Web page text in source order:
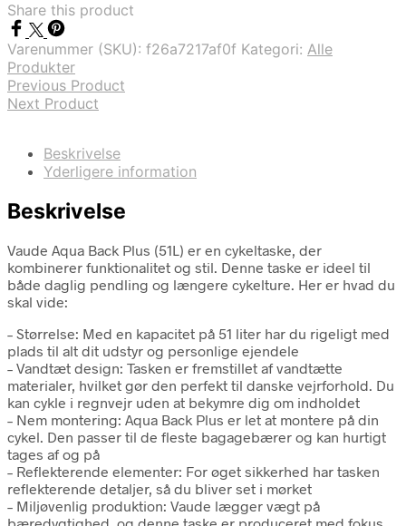
kr. 1.799,00.
Share this product
Varenummer (SKU): f26a7217af0f Kategori: Alle
Produkter
Previous Product
Next Product
Beskrivelse
Yderligere information
Beskrivelse
Vaude Aqua Back Plus (51L) er en cykeltaske, der
kombinerer funktionalitet og stil. Denne taske er ideel til
både daglig pendling og længere cykelture. Her er hvad du
skal vide:
– Størrelse: Med en kapacitet på 51 liter har du rigeligt med
plads til alt dit udstyr og personlige ejendele
– Vandtæt design: Tasken er fremstillet af vandtætte
materialer, hvilket gør den perfekt til danske vejrforhold. Du
kan cykle i regnvejr uden at bekymre dig om indholdet
– Nem montering: Aqua Back Plus er let at montere på din
cykel. Den passer til de fleste bagagebærer og kan hurtigt
tages af og på
– Reflekterende elementer: For øget sikkerhed har tasken
reflekterende detaljer, så du bliver set i mørket
– Miljøvenlig produktion: Vaude lægger vægt på